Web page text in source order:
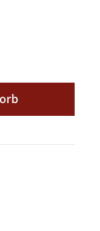
Wert